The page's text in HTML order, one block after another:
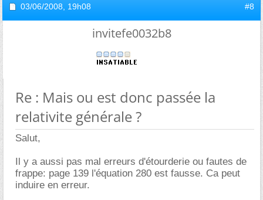
03/06/2008, 19h08 #8
invitefe0032b8
Re : Mais ou est donc passée la
relativite générale ?
Salut,
Il y a aussi pas mal erreurs d'étourderie ou fautes de
frappe: page 139 l'équation 280 est fausse. Ca peut
induire en erreur.